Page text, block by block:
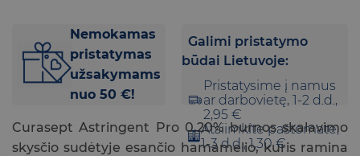
Nemokamas
pristatymas
užsakymams
nuo 50 €!
Galimi pristatymo
būdai Lietuvoje:
Pristatysime į namus
ar darbovietę, 1-2 d.d.,
2,95 €
Atsiimkite paštomate,
1-3 d.d., 1,30 €
Curasept Astringent Pro 0,20% burnos skalavimo
skysčio sudėtyje esančio hamamelio, kuris ramina